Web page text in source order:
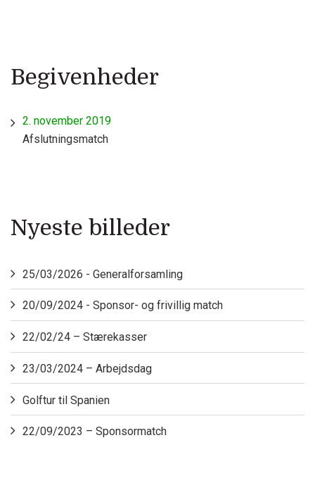
Begivenheder
2. november 2019
Afslutningsmatch
Nyeste billeder
25/03/2026 - Generalforsamling
20/09/2024 - Sponsor- og frivillig match
22/02/24 – Stærekasser
23/03/2024 – Arbejdsdag
Golftur til Spanien
22/09/2023 – Sponsormatch